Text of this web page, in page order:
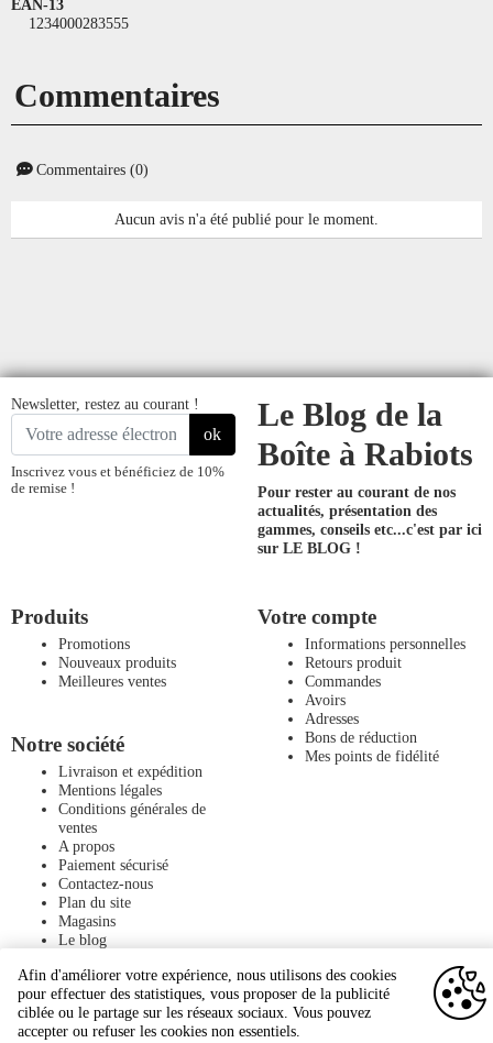
EAN-13
1234000283555
Commentaires
Commentaires (0)
Aucun avis n'a été publié pour le moment.
Newsletter, restez au courant !
ok
Inscrivez vous et bénéficiez de 10%
de remise !
Le Blog de la
Boîte à Rabiots
Pour rester au courant de nos
actualités, présentation des
gammes, conseils etc...c'est par ici
sur LE BLOG !
Produits
Promotions
Nouveaux produits
Meilleures ventes
Notre société
Livraison et expédition
Mentions légales
Conditions générales de
ventes
A propos
Paiement sécurisé
Contactez-nous
Plan du site
Magasins
Le blog
Votre compte
Informations personnelles
Retours produit
Commandes
Avoirs
Adresses
Bons de réduction
Mes points de fidélité
Afin d'améliorer votre expérience, nous utilisons des cookies
pour effectuer des statistiques, vous proposer de la publicité
ciblée ou le partage sur les réseaux sociaux. Vous pouvez
accepter ou refuser les cookies non essentiels.